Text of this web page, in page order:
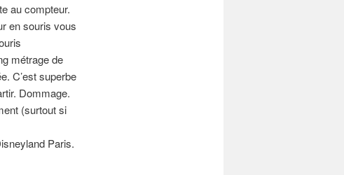
au compteur.
en souris vous
métrage de
C’est superbe
Dommage.
(surtout si
Paris.